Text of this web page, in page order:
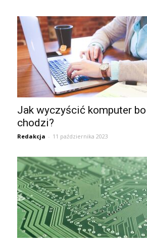
Jak wyczyścić komputer
chodzi?
Redakcja - 11 października 2023